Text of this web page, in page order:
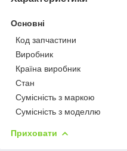
Основні
Код запчастини
Виробник
Країна виробник
Стан
Сумісність з маркою
Сумісність з моделлю
Приховати